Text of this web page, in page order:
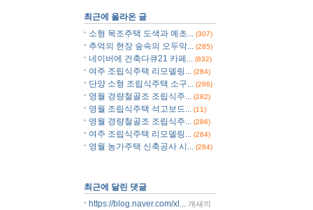
최근에 올라온 글
소형 목조주택 도색과 예초...
(307)
추억의 현장 숲속의 오두막... (285)
네이버에 건축다큐21 카페... (832)
여주 조립식주택 리모델링... (284)
단양 소형 조립식주택 소구... (286)
영월 경량철골조 조립식주... (282)
영월 조립식주택 석고보드... (11)
영월 경량철골조 조립식주... (286)
여주 조립식주택 리모델링... (284)
영월 농가주택 신축공사 시... (284)
최근에 달린 댓글
https://blog.naver.com/xl...
개새끼